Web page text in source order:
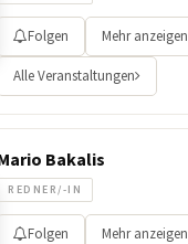
Folgen Mehr anzeigen
Alle Veranstaltungen
Bakalis
REDNER/-IN
Folgen Mehr anzeigen